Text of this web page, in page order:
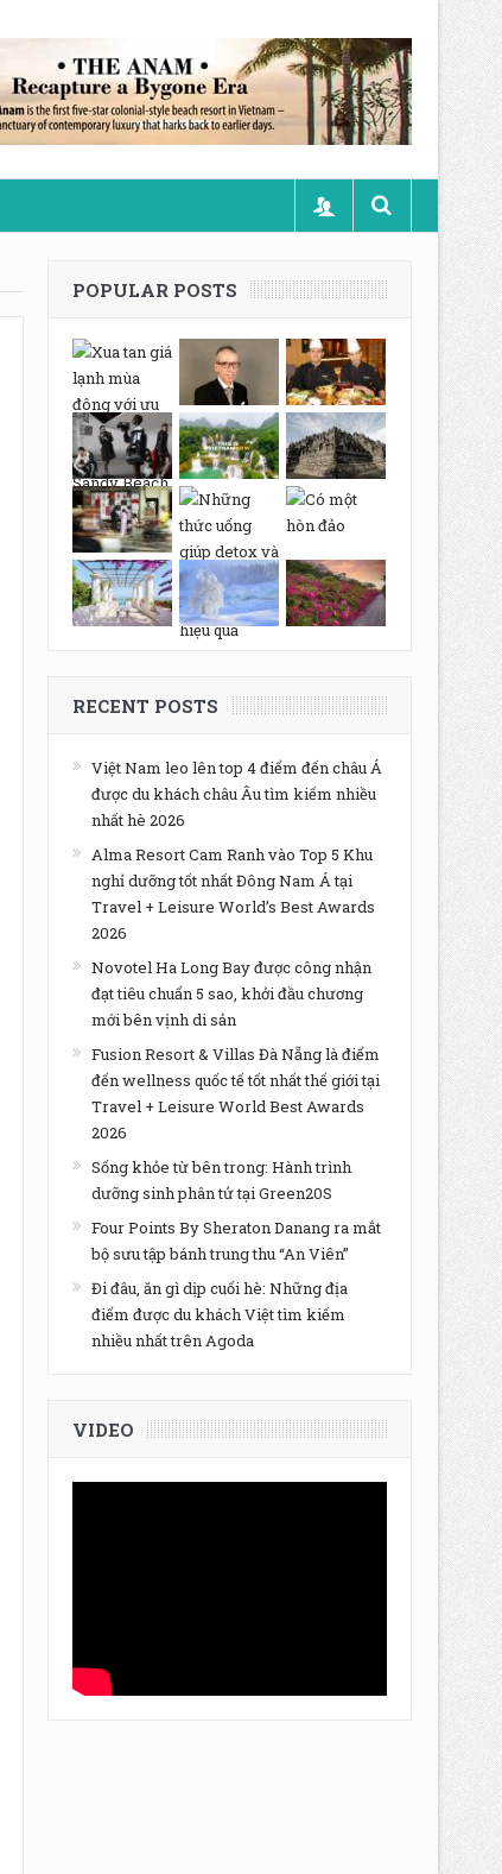
POPULAR POSTS
RECENT POSTS
Việt Nam leo lên top 4 điểm đến châu Á
được du khách châu Âu tìm kiếm nhiều
nhất hè 2026
Alma Resort Cam Ranh vào Top 5 Khu
nghỉ dưỡng tốt nhất Đông Nam Á tại
Travel + Leisure World’s Best Awards
2026
Novotel Ha Long Bay được công nhận
đạt tiêu chuẩn 5 sao, khởi đầu chương
mới bên vịnh di sản
Fusion Resort & Villas Đà Nẵng là điểm
đến wellness quốc tế tốt nhất thế giới tại
Travel + Leisure World Best Awards
2026
Sống khỏe từ bên trong: Hành trình
dưỡng sinh phân tử tại Green20S
Four Points By Sheraton Danang ra mắt
bộ sưu tập bánh trung thu “An Viên”
Đi đâu, ăn gì dịp cuối hè: Những địa
điểm được du khách Việt tìm kiếm
nhiều nhất trên Agoda
VIDEO